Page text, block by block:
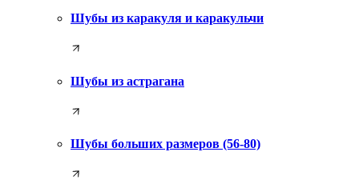
Шубы из каракуля и каракульчи
Шубы из астрагана
Шубы больших размеров (56-80)